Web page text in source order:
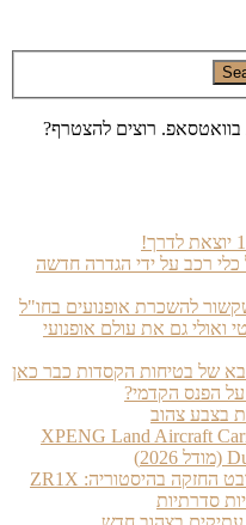
רוצים להצטרף?
על ידי הגדרה חדשה
להשכרת אופנועים בחו"ל
גם את עולם אופנועי
צהוב
המרוץ אל העננים פוגש את הקורבט החזקה בהיסטוריה: ZR1X